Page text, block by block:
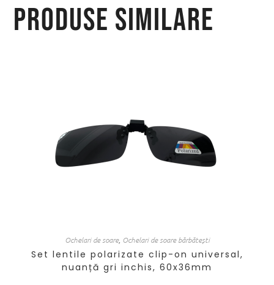
Produse similare
Ochelari de soare, Ochelari de soare bărbătești
Set lentile polarizate clip-on universal,
nuanță gri inchis, 60x36mm